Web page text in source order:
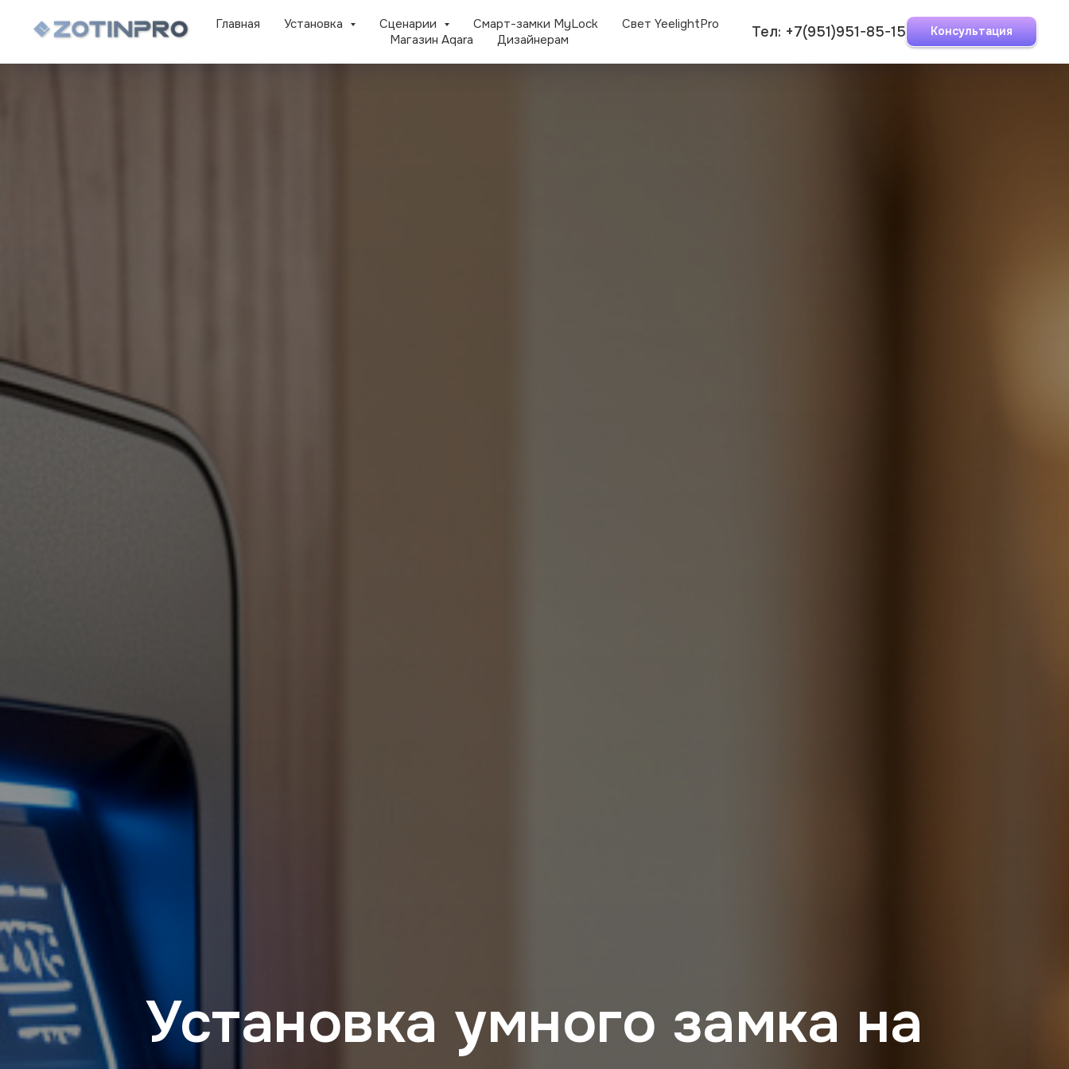
Главная Установка Сценарии Смарт-замки MyLock
Свет YeelightPro
Магазин Aqara
Дизайнерам Тел: +7(951)951-85-15 Консультация
Установка умного замка на